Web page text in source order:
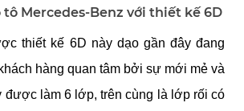
tô Mercedes-Benz với thiết kế 6D
thiết kế 6D này dạo gần đây đang
hàng quan tâm bởi sự mới mẻ và
được làm 6 lớp, trên cùng là lớp rối có